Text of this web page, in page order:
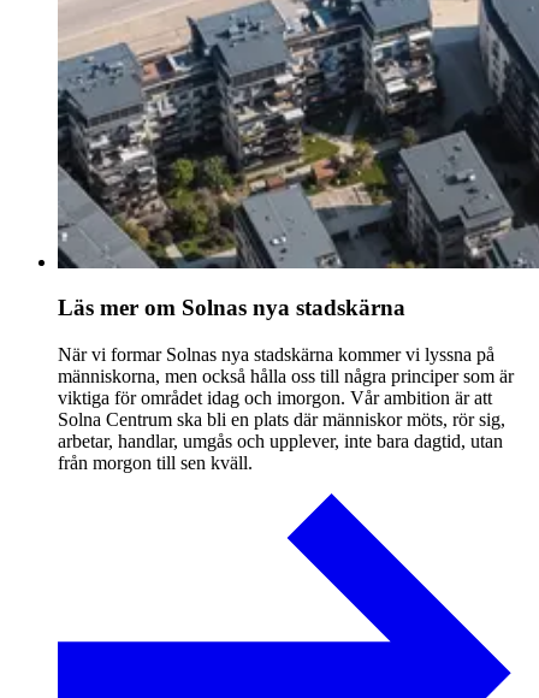
Läs mer om Solnas nya stadskärna
När vi formar Solnas nya stadskärna kommer vi lyssna på
människorna, men också hålla oss till några principer som är
viktiga för området idag och imorgon. Vår ambition är att
Solna Centrum ska bli en plats där människor möts, rör sig,
arbetar, handlar, umgås och upplever, inte bara dagtid, utan
från morgon till sen kväll.